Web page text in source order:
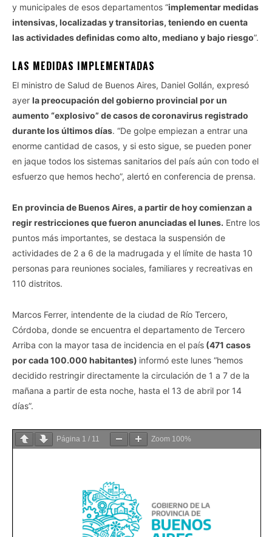
y municipales de esos departamentos “implementar medidas
intensivas, localizadas y transitorias, teniendo en cuenta
las actividades definidas como alto, mediano y bajo riesgo”.
LAS MEDIDAS IMPLEMENTADAS
El ministro de Salud de Buenos Aires, Daniel Gollán, expresó
ayer la preocupación del gobierno provincial por un
aumento “explosivo” de casos de coronavirus registrado
durante los últimos días. “De golpe empiezan a entrar una
enorme cantidad de casos, y si esto sigue, se pueden poner
en jaque todos los sistemas sanitarios del país aún con todo el
esfuerzo que hemos hecho”, alertó en conferencia de prensa.
En provincia de Buenos Aires, a partir de hoy comienzan a
regir restricciones que fueron anunciadas el lunes. Entre los
puntos más importantes, se destaca la suspensión de
actividades de 2 a 6 de la madrugada y el límite de hasta 10
personas para reuniones sociales, familiares y recreativas en
110 distritos.
Marcos Ferrer, intendente de la ciudad de Río Tercero,
Córdoba, donde se encuentra el departamento de Tercero
Arriba con la mayor tasa de incidencia en el país (471 casos
por cada 100.000 habitantes) informó este lunes “hemos
decidido restringir directamente la circulación de 1 a 7 de la
mañana a partir de esta noche, hasta el 13 de abril por 14
días”.
Página 1 / 11 Zoom 100%